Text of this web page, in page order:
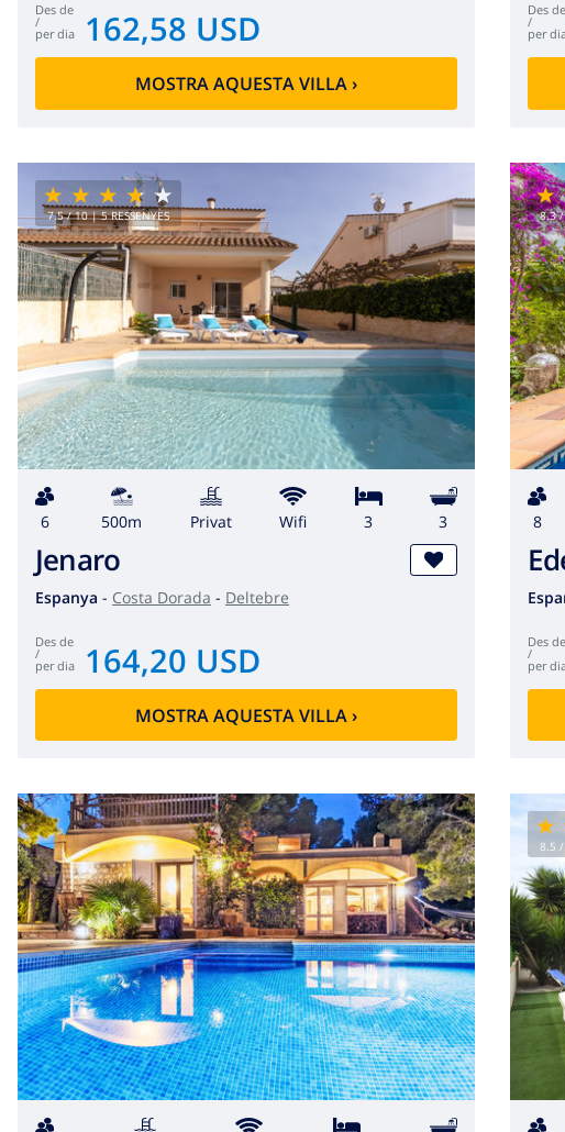
des de
/
per dia 162,58 USD
MOSTRA AQUESTA VILLA›
des de
/
per
7.5/ 10 |5 RESSENYES
6 500m Privat wifi 3 3
Jenaro
Espanya - Costa Dorada - Deltebre
des de
/
per dia 164,20 USD
MOSTRA AQUESTA VILLA›
8.3/
8
des de
/
per
8.5